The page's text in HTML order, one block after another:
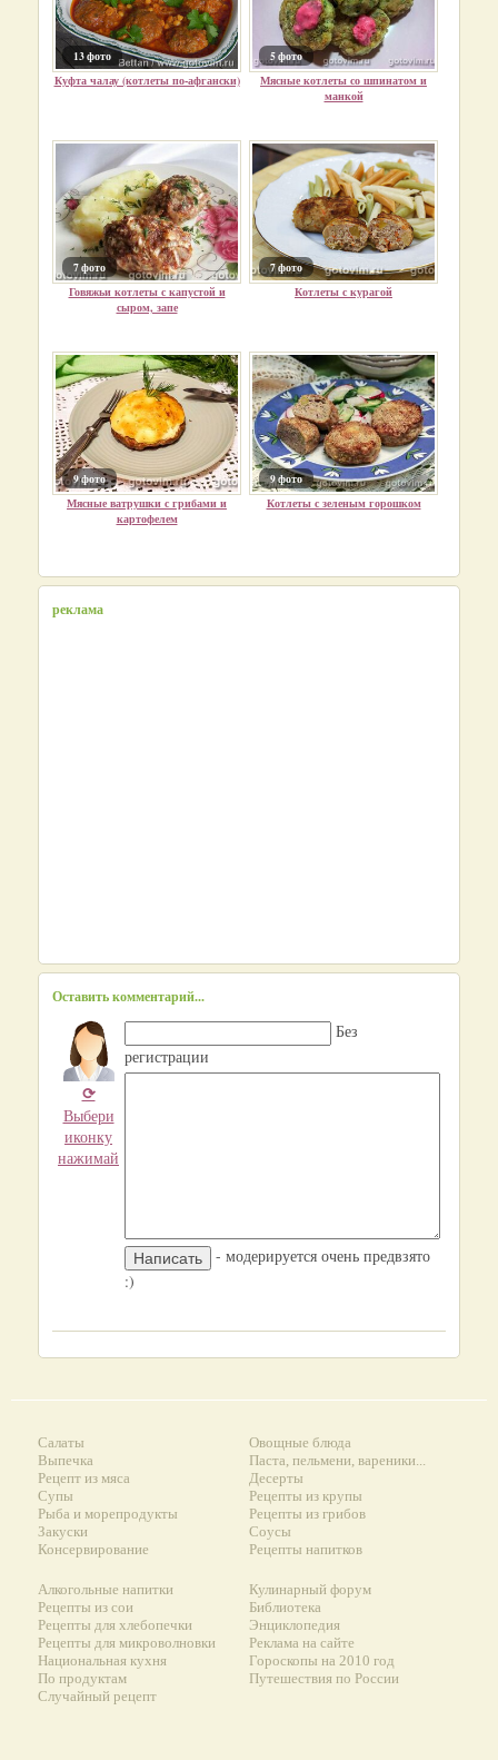
13 фото
Куфта чалау (котлеты по-афгански)
5 фото
Мясные котлеты со шпинатом и
манкой
7 фото
Говяжьи котлеты с капустой и
сыром, запе
7 фото
Котлеты с курагой
9 фото
Мясные ватрушки с грибами и
картофелем
9 фото
Котлеты с зеленым горошком
реклама
Оставить комментарий...
⟳
Выбери
иконку
нажимай
Без
регистрации
- модерируется очень предвзято
:)
Салаты
Выпечка
Рецепт из мяса
Супы
Рыба и морепродукты
Закуски
Консервирование
Овощные блюда
Паста, пельмени, вареники...
Десерты
Рецепты из крупы
Рецепты из грибов
Соусы
Рецепты напитков
Алкогольные напитки
Рецепты из сои
Рецепты для хлебопечки
Рецепты для микроволновки
Национальная кухня
По продуктам
Случайный рецепт
Кулинарный форум
Библиотека
Энциклопедия
Реклама на сайте
Гороскопы на 2010 год
Путешествия по России